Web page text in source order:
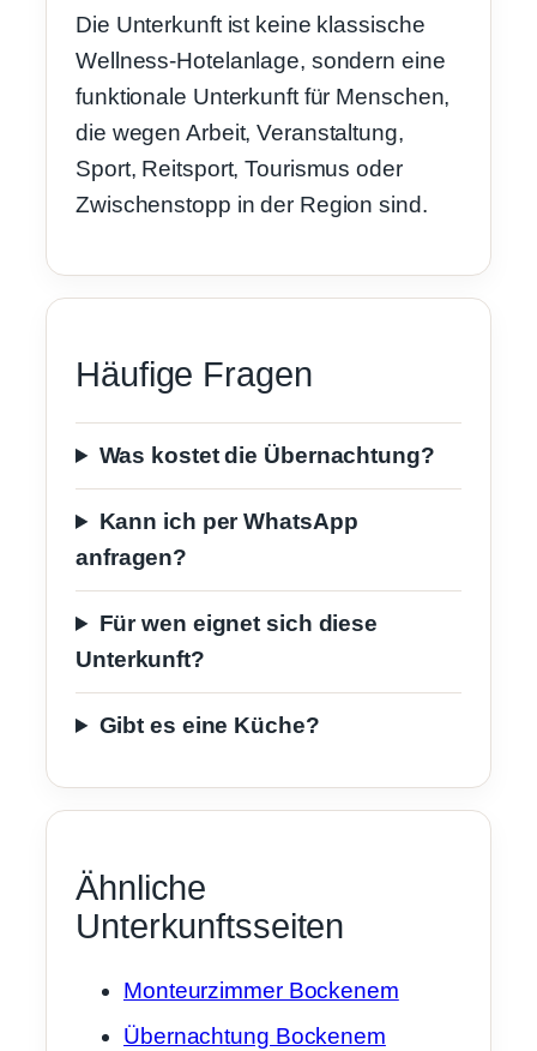
Die Unterkunft ist keine klassische
Wellness-Hotelanlage, sondern eine
funktionale Unterkunft für Menschen,
die wegen Arbeit, Veranstaltung,
Sport, Reitsport, Tourismus oder
Zwischenstopp in der Region sind.
Häufige Fragen
Was kostet die Übernachtung?
Kann ich per WhatsApp
anfragen?
Für wen eignet sich diese
Unterkunft?
Gibt es eine Küche?
Ähnliche
Unterkunftsseiten
Monteurzimmer Bockenem
Übernachtung Bockenem